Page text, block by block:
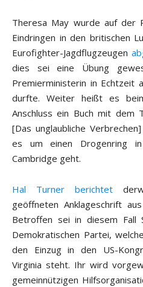
Theresa May wurde auf der
Eindringen in den britischen
Eurofighter-Jagdflugzeugen
dies sei eine Übung
Premierministerin in Echtzeit
durfte. Weiter heißt es
Anschluss ein Buch mit dem
[Das unglaubliche
es um einen Drogenring
Cambridge geht.
Hal Turner berichtet
geöffneten Anklageschrift
Betroffen sei in diesem Fall
Demokratischen Partei,
den Einzug in den US-
Virginia steht. Ihr wird
gemeinnützigen